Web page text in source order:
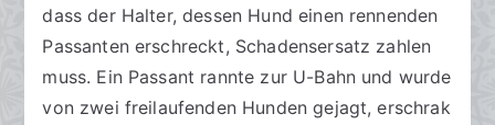
2
0
R
e
c
e
r
ö
m
e
n
dass der Halter, dessen Hund einen rennenden
Passanten erschreckt, Schadensersatz zahlen
muss. Ein Passant rannte zur U-Bahn und wurde
von zwei freilaufenden Hunden gejagt, erschrak